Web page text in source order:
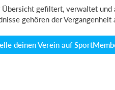
gefiltert, verwaltet und
gehören der Vergangenheit
deinen Verein auf